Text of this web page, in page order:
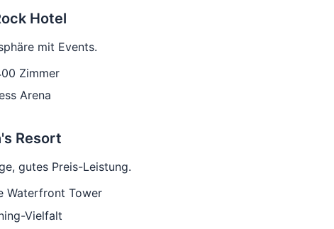
Hotel
mit Events.
Zimmer
Arena
Resort
gutes Preis-Leistung.
Waterfront Tower
Vielfalt